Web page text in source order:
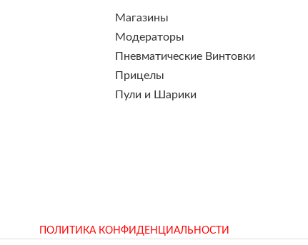
Магазины
Модераторы
Пневматические Винтовки
Прицелы
Пули и Шарики
ПОЛИТИКА КОНФИДЕНЦИАЛЬНОСТИ